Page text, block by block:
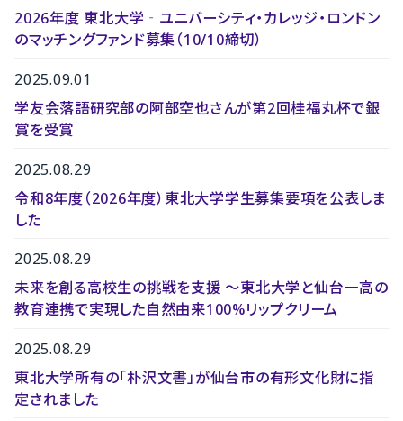
2026年度 東北大学‐ユニバーシティ・カレッジ・ロンドン
のマッチングファンド募集（10/10締切）
2025.09.01
学友会落語研究部の阿部空也さんが第2回桂福丸杯で銀
賞を受賞
2025.08.29
令和8年度（2026年度）東北大学学生募集要項を公表しま
した
2025.08.29
未来を創る高校生の挑戦を支援 〜東北大学と仙台一高の
教育連携で実現した自然由来100%リップクリーム
2025.08.29
東北大学所有の「朴沢文書」が仙台市の有形文化財に指
定されました